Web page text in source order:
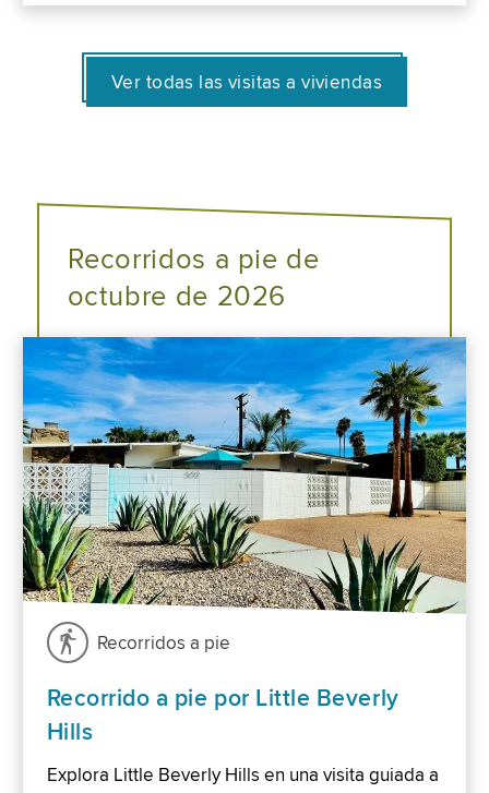
Ver todas las visitas a viviendas
Recorridos a pie de
octubre de 2026
Recorridos a pie
Recorrido a pie por Little Beverly
Hills
Explora Little Beverly Hills en una visita guiada a